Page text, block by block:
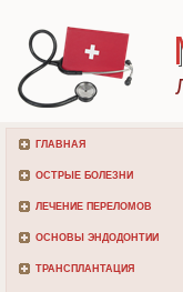
ГЛАВНАЯ
ОСТРЫЕ БОЛЕЗНИ
ЛЕЧЕНИЕ ПЕРЕЛОМОВ
ОСНОВЫ ЭНДОДОНТИИ
ТРАНСПЛАНТАЦИЯ